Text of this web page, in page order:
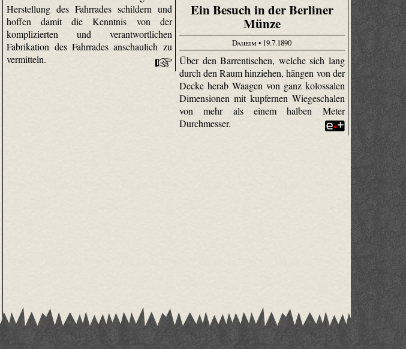
Ein Besuch in der Berliner
Münze
Daheim • 19.7.1890
Über den Barrentischen, welche sich lang
durch den Raum hinziehen, hängen von der
Decke herab Waagen von ganz kolossalen
Dimensionen mit kupfernen Wiegeschalen
von mehr als einem halben Meter
Durchmesser.
Herstellung des Fahrrades schildern und
hoffen damit die Kenntnis von der
komplizierten und verantwortlichen
Fabrikation des Fahrrades anschaulich zu
vermitteln.